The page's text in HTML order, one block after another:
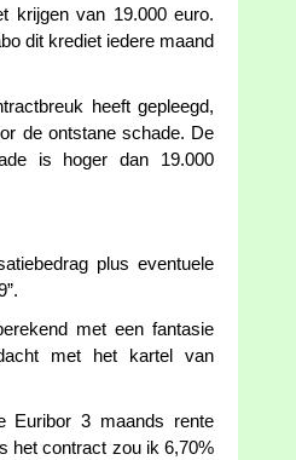
krijgen van 19.000 euro.
dit krediet iedere maand
heeft gepleegd,
de ontstane schade. De
is hoger dan 19.000
plus eventuele
met een fantasie
met het kartel van
Euribor 3 maands rente
het contract zou ik 6,70%